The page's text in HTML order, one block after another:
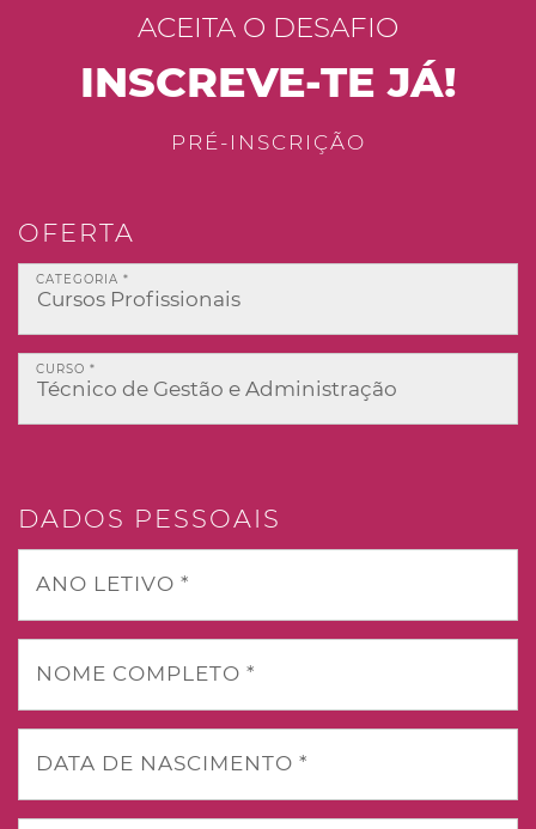
ACEITA O DESAFIO
INSCREVE-TE JÁ!
PRÉ-INSCRIÇÃO
OFERTA
CATEGORIA *
CURSO *
DADOS PESSOAIS
ANO LETIVO *
NOME COMPLETO *
DATA DE NASCIMENTO *